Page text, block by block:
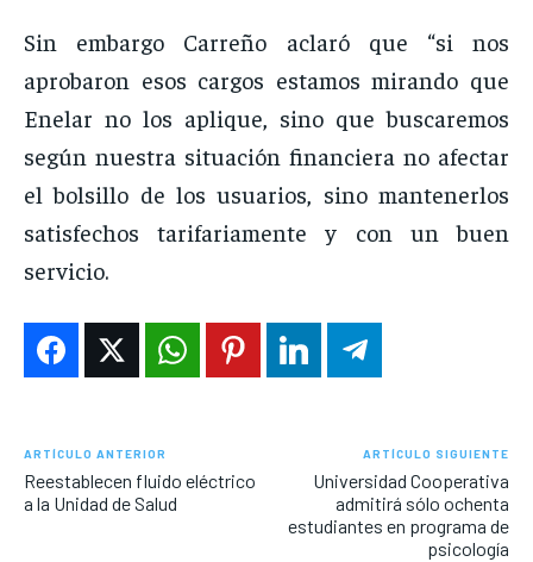
Sin embargo Carreño aclaró que “si nos
aprobaron esos cargos estamos mirando que
Enelar no los aplique, sino que buscaremos
según nuestra situación financiera no afectar
el bolsillo de los usuarios, sino mantenerlos
satisfechos tarifariamente y con un buen
servicio.
ARTÍCULO ANTERIOR
Reestablecen fluido eléctrico
a la Unidad de Salud
ARTÍCULO SIGUIENTE
Universidad Cooperativa
admitirá sólo ochenta
estudiantes en programa de
psicología